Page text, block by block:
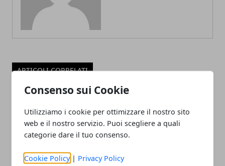
Consenso sui Cookie
Utilizziamo i cookie per ottimizzare il nostro sito
web e il nostro servizio. Puoi scegliere a quali
categorie dare il tuo consenso.
Cookie Policy | Privacy Policy
ARTICOLI CORRELATI